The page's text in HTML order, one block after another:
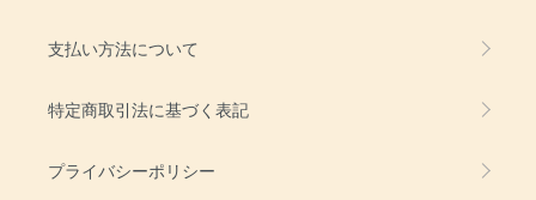
支払い方法について
特定商取引法に基づく表記
プライバシーポリシー